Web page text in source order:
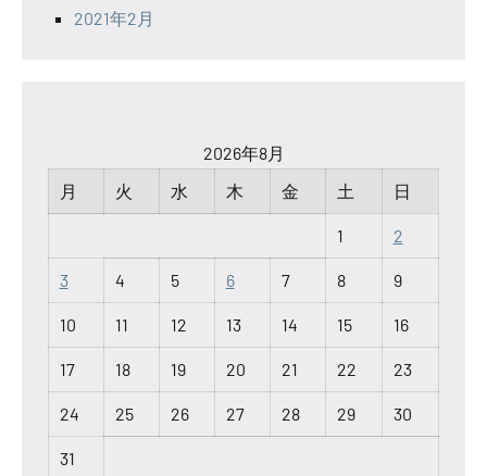
2021年2月
2026年8月
月
火 水 木 金 土 日
1 2
3 4 5 6 7 8 9
10 11 12 13 14 15 16
17 18 19 20 21 22 23
24 25 26 27 28 29 30
31